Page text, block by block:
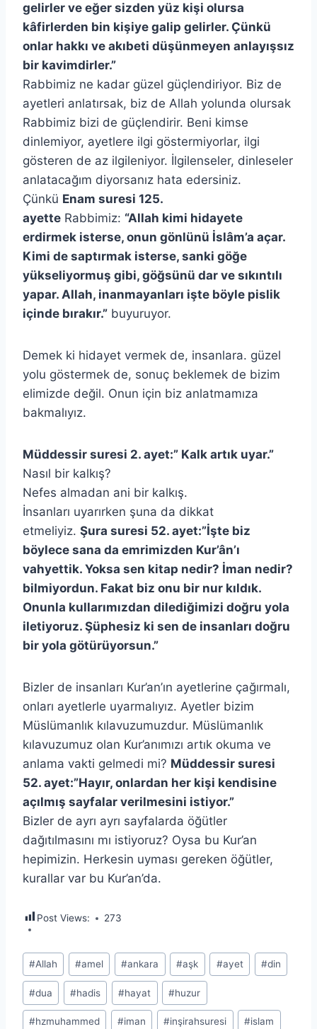
gelirler ve eğer sizden yüz kişi olursa
kâfirlerden bin kişiye galip gelirler. Çünkü
onlar hakkı ve akıbeti düşünmeyen anlayışsız
bir kavimdirler.”
Rabbimiz ne kadar güzel güçlendiriyor. Biz de
ayetleri anlatırsak, biz de Allah yolunda olursak
Rabbimiz bizi de güçlendirir. Beni kimse
dinlemiyor, ayetlere ilgi göstermiyorlar, ilgi
gösteren de az ilgileniyor. İlgilenseler, dinleseler
anlatacağım diyorsanız hata edersiniz.
Çünkü Enam suresi 125.
ayette Rabbimiz: “Allah kimi hidayete
erdirmek isterse, onun gönlünü İslâm’a açar.
Kimi de saptırmak isterse, sanki göğe
yükseliyormuş gibi, göğsünü dar ve sıkıntılı
yapar. Allah, inanmayanları işte böyle pislik
içinde bırakır.” buyuruyor.
Demek ki hidayet vermek de, insanlara. güzel
yolu göstermek de, sonuç beklemek de bizim
elimizde değil. Onun için biz anlatmamıza
bakmalıyız.
Müddessir suresi 2. ayet:” Kalk artık uyar.”
Nasıl bir kalkış?
Nefes almadan ani bir kalkış.
İnsanları uyarırken şuna da dikkat
etmeliyiz. Şura suresi 52. ayet:”İşte biz
böylece sana da emrimizden Kur’ân’ı
vahyettik. Yoksa sen kitap nedir? İman nedir?
bilmiyordun. Fakat biz onu bir nur kıldık.
Onunla kullarımızdan dilediğimizi doğru yola
iletiyoruz. Şüphesiz ki sen de insanları doğru
bir yola götürüyorsun.”
Bizler de insanları Kur’an’ın ayetlerine çağırmalı,
onları ayetlerle uyarmalıyız. Ayetler bizim
Müslümanlık kılavuzumuzdur. Müslümanlık
kılavuzumuz olan Kur’anımızı artık okuma ve
anlama vakti gelmedi mi? Müddessir suresi
52. ayet:”Hayır, onlardan her kişi kendisine
açılmış sayfalar verilmesini istiyor.”
Bizler de ayrı ayrı sayfalarda öğütler
dağıtılmasını mı istiyoruz? Oysa bu Kur’an
hepimizin. Herkesin uyması gereken öğütler,
kurallar var bu Kur’an’da.
Post Views: 273
Post
Tags:
#Allah #amel #ankara #aşk #ayet #din
#dua #hadis #hayat #huzur
#hzmuhammed #iman #inşirahsuresi #islam